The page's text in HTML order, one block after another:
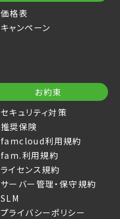
価格表
キャンペーン
お約束
セキュリティ対策
推奨保険
famcloud利用規約
fam.利用規約
ライセンス規約
サーバー管理・保守規約
SLM
プライバシーポリシー